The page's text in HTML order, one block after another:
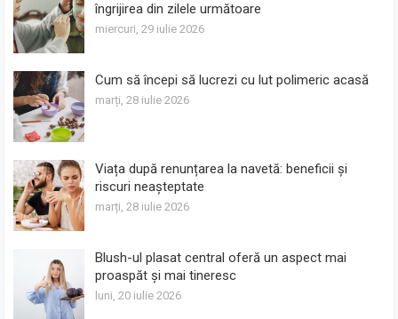
îngrijirea din zilele următoare
miercuri, 29 iulie 2026
Cum să începi să lucrezi cu lut polimeric acasă
marți, 28 iulie 2026
Viața după renunțarea la navetă: beneficii și
riscuri neașteptate
marți, 28 iulie 2026
Blush-ul plasat central oferă un aspect mai
proaspăt și mai tineresc
luni, 20 iulie 2026